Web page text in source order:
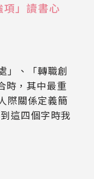
項」讀書心
」、「轉職創
時，其中最重
際關係定義簡
這四個字時我